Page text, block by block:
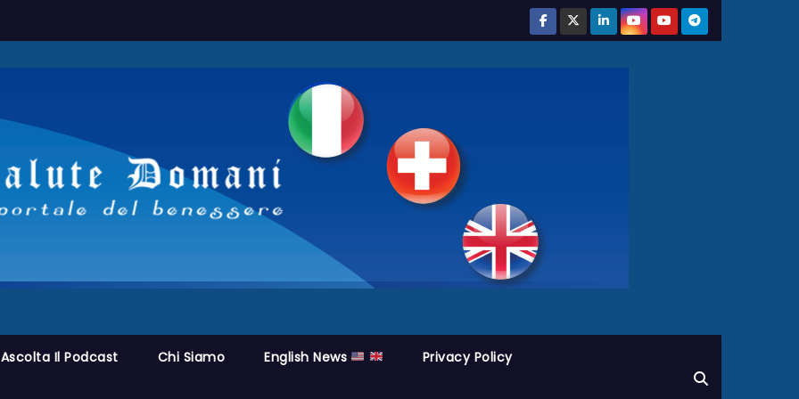
Ascolta Il Podcast Chi Siamo English News Privacy Policy